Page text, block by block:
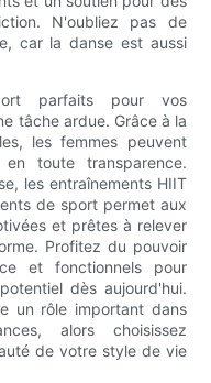
N'oubliez pas de
car la danse est aussi
parfaits pour vos
tâche ardue. Grâce à la
les femmes peuvent
toute transparence.
les entraînements HIIT
de sport permet aux
et prêtes à relever
Profitez du pouvoir
et fonctionnels pour
dès aujourd'hui.
un rôle important dans
alors choisissez
de votre style de vie